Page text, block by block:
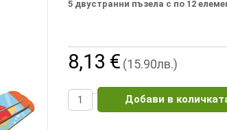
5 двустранни пъзела с по 12
8,13 € (15.90лв.)
Добави в